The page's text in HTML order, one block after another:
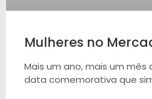
Mulheres no
Mais um ano, mais um mês
data comemorativa que